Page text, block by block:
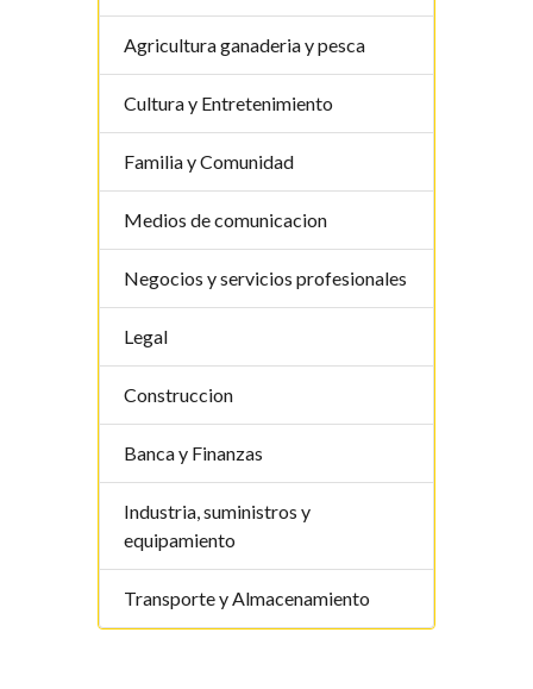
Agricultura ganaderia y pesca
Cultura y Entretenimiento
Familia y Comunidad
Medios de comunicacion
Negocios y servicios profesionales
Legal
Construccion
Banca y Finanzas
Industria, suministros y
equipamiento
Transporte y Almacenamiento